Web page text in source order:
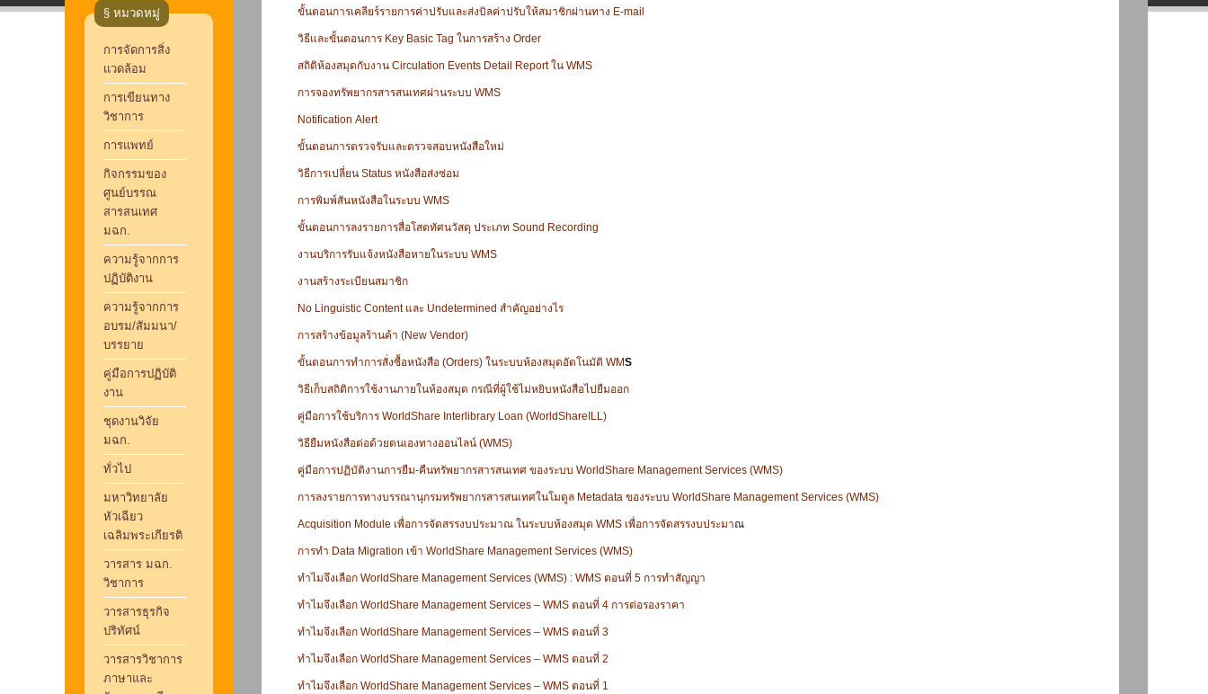
§ หมวดหมู่
การจัดการสิ่ง
แวดล้อม
การเขียนทาง
วิชาการ
การแพทย์
กิจกรรมของ
ศูนย์บรรณ
สารสนเทศ
มฉก.
ความรู้จากการ
ปฏิบัติงาน
ความรู้จากการ
อบรม/สัมมนา/
บรรยาย
คู่มือการปฏิบัติ
งาน
ชุดงานวิจัย
มฉก.
ทั่วไป
มหาวิทยาลัย
หัวเฉียว
เฉลิมพระเกียรติ
วารสาร มฉก.
วิชาการ
วารสารธุรกิจ
ปริทัศน์
วารสารวิชาการ
ภาษาและ
ขั้นตอนการเคลียร์รายการค่าปรับและส่งบิลค่าปรับให้สมาชิกผ่านทาง E-mail
วิธีและขั้นตอนการ KeyBasicTag ในการสร้าง Order
สถิติห้องสมุดกับงานCirculation Events Detail Report ใน WMS
การจองทรัพยากรสารสนเทศผ่านระบบ WMS
Notification Alert
ขั้นตอนการตรวจรับและตรวจสอบหนังสือใหม่
วิธีการเปลี่ยน Status หนังสือส่งซ่อม
การพิมพ์สันหนังสือในระบบ WMS
ขั้นตอนการลงรายการสื่อโสตทัศนวัสดุ ประเภท Sound Recording
งานบริการรับแจ้งหนังสือหายในระบบ WMS
งานสร้างระเบียนสมาชิก
No Linguistic Content และ Undetermined สำคัญอย่างไร
การสร้างข้อมูลร้านค้า (New Vendor)
ขั้นตอนการทำการสั่งซื้อหนังสือ (Orders) ในระบบห้องสมุดอัตโนมัติ WMS
วิธีเก็บสถิติการใช้งานภายในห้องสมุด กรณีที่ผู้ใช้ไม่หยิบหนังสือไปยืมออก
คู่มือการใช้บริการ WorldShare Interlibrary Loan (WorldShareILL)
วิธียืมหนังสือต่อด้วยตนเองทางออนไลน์ (WMS)
คู่มือการปฏิบัติงานการยืม-คืนทรัพยากรสารสนเทศ ของระบบ WorldShare Management Services (WMS)
การลงรายการทางบรรณานุกรมทรัพยากรสารสนเทศในโมดูล Metadata ของระบบ WorldShare Management Services (WMS)
Acquisition Module เพื่อการจัดสรรงบประมาณ ในระบบห้องสมุด WMS เพื่อการจัดสรรงบประมาณ
การทำ Data Migration เข้า WorldShare Management Services (WMS)
ทำไมจึงเลือก WorldShare Management Services (WMS) : WMS ตอนที่ 5 การทำสัญญา
ทำไมจึงเลือก WorldShare Management Services – WMS ตอนที่ 4 การต่อรองราคา
ทำไมจึงเลือก WorldShare Management Services – WMS ตอนที่ 3
ทำไมจึงเลือก WorldShare Management Services – WMS ตอนที่ 2
ทำไมจึงเลือก WorldShare Management Services – WMS ตอนที่ 1